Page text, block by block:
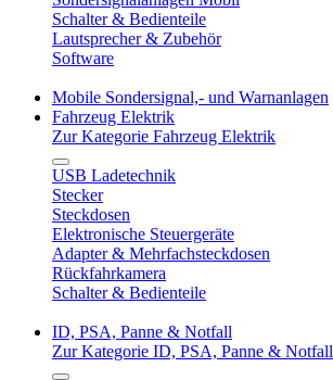
Schalter & Bedienteile
Lautsprecher & Zubehör
Software
Mobile Sondersignal,- und Warnanlagen
Fahrzeug Elektrik
Zur Kategorie Fahrzeug Elektrik
USB Ladetechnik
Stecker
Steckdosen
Elektronische Steuergeräte
Adapter & Mehrfachsteckdosen
Rückfahrkamera
Schalter & Bedienteile
ID, PSA, Panne & Notfall
Zur Kategorie ID, PSA, Panne & Notfall